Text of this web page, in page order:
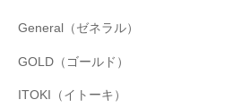
General（ゼネラル）
GOLD（ゴールド）
ITOKI（イトーキ）